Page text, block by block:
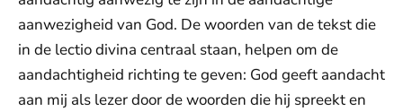
aanwezigheid van God. De woorden van de tekst die
in de lectio divina centraal staan, helpen om de
aandachtigheid richting te geven: God geeft aandacht
aan mij als lezer door de woorden die hij spreekt en